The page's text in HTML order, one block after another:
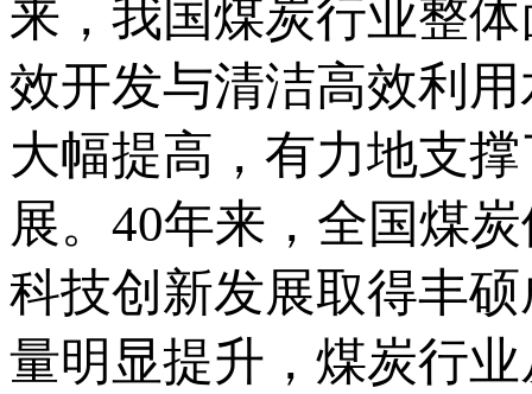
来，我国煤炭行业整
效开发与清洁高效利
大幅提高，有力地支
展。40年来，全国煤
科技创新发展取得丰
量明显提升，煤炭行